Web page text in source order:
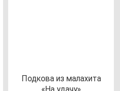
Под­ко­ва из ма­ла­хи­та